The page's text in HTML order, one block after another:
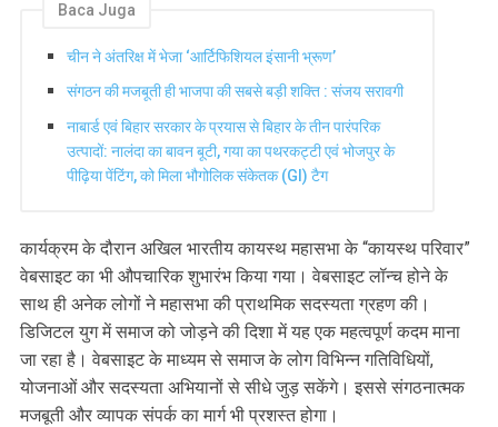
Baca Juga
चीन ने अंतरिक्ष में भेजा ‘आर्टिफिशियल इंसानी भ्रूण’
संगठन की मजबूती ही भाजपा की सबसे बड़ी शक्ति : संजय सरावगी
नाबार्ड एवं बिहार सरकार के प्रयास से बिहार के तीन पारंपरिक
उत्पादों: नालंदा का बावन बूटी, गया का पथरकट्टी एवं भोजपुर के
पीढ़िया पेंटिंग, को मिला भौगोलिक संकेतक (GI) टैग
कार्यक्रम के दौरान अखिल भारतीय कायस्थ महासभा के “कायस्थ परिवार”
वेबसाइट का भी औपचारिक शुभारंभ किया गया। वेबसाइट लॉन्च होने के
साथ ही अनेक लोगों ने महासभा की प्राथमिक सदस्यता ग्रहण की।
डिजिटल युग में समाज को जोड़ने की दिशा में यह एक महत्वपूर्ण कदम माना
जा रहा है। वेबसाइट के माध्यम से समाज के लोग विभिन्न गतिविधियों,
योजनाओं और सदस्यता अभियानों से सीधे जुड़ सकेंगे। इससे संगठनात्मक
मजबूती और व्यापक संपर्क का मार्ग भी प्रशस्त होगा।